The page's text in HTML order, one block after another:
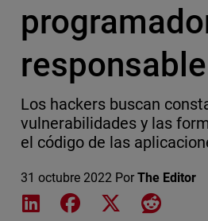
Los hackers buscan
vulnerabilidades y las
el código de las
31 octubre 2022 Por The Editor
Share on LinkedIn
Share on Facebook
Share on XShare